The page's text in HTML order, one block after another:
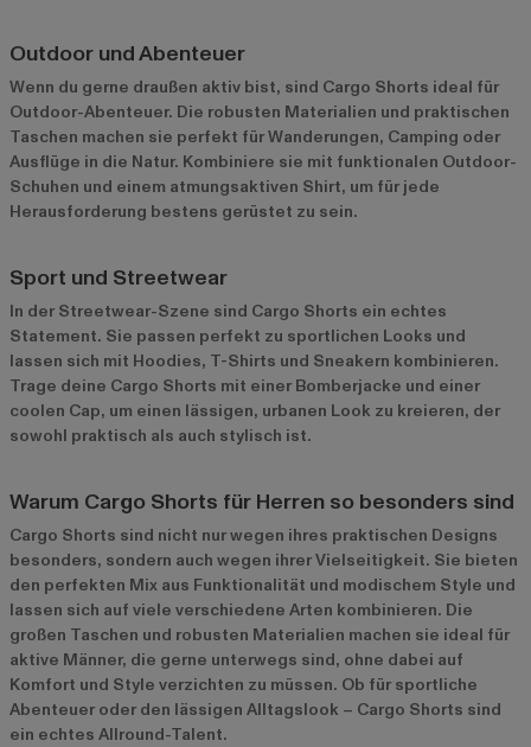
Outdoor und Abenteuer
Wenn du gerne draußen aktiv bist, sind Cargo Shorts ideal für
Outdoor-Abenteuer. Die robusten Materialien und praktischen
Taschen machen sie perfekt für Wanderungen, Camping oder
Ausflüge in die Natur. Kombiniere sie mit funktionalen Outdoor-
Schuhen und einem atmungsaktiven Shirt, um für jede
Herausforderung bestens gerüstet zu sein.
Sport und Streetwear
In der Streetwear-Szene sind Cargo Shorts ein echtes
Statement. Sie passen perfekt zu sportlichen Looks und
lassen sich mit Hoodies, T-Shirts und Sneakern kombinieren.
Trage deine Cargo Shorts mit einer Bomberjacke und einer
coolen Cap, um einen lässigen, urbanen Look zu kreieren, der
sowohl praktisch als auch stylisch ist.
Warum Cargo Shorts für Herren so besonders sind
Cargo Shorts sind nicht nur wegen ihres praktischen Designs
besonders, sondern auch wegen ihrer Vielseitigkeit. Sie bieten
den perfekten Mix aus Funktionalität und modischem Style und
lassen sich auf viele verschiedene Arten kombinieren. Die
großen Taschen und robusten Materialien machen sie ideal für
aktive Männer, die gerne unterwegs sind, ohne dabei auf
Komfort und Style verzichten zu müssen. Ob für sportliche
Abenteuer oder den lässigen Alltagslook – Cargo Shorts sind
ein echtes Allround-Talent.